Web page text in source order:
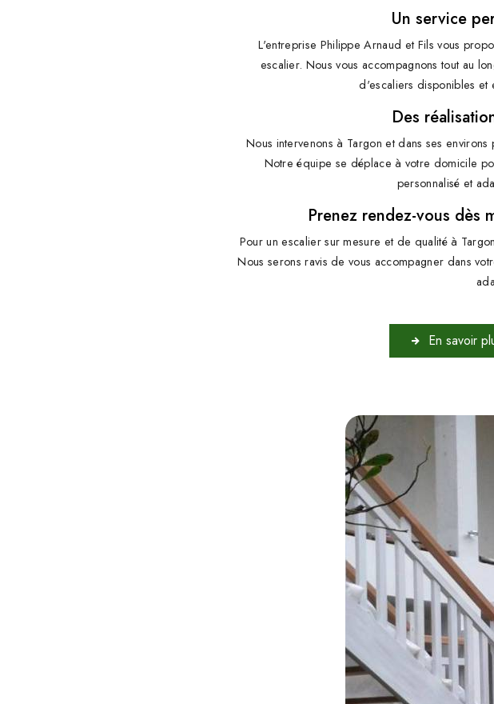
Un service
L'entreprise Philippe Arnaud et Fils vous
escalier. Nous vous accompagnons tout au
d'escaliers disponibles et
Des
Nous intervenons à Targon et dans ses
Notre équipe se déplace à votre domicile
personnalisé et
Prenez rendez-vous dès
Pour un escalier sur mesure et de qualité à
Nous serons ravis de vous accompagner dans
En savoir